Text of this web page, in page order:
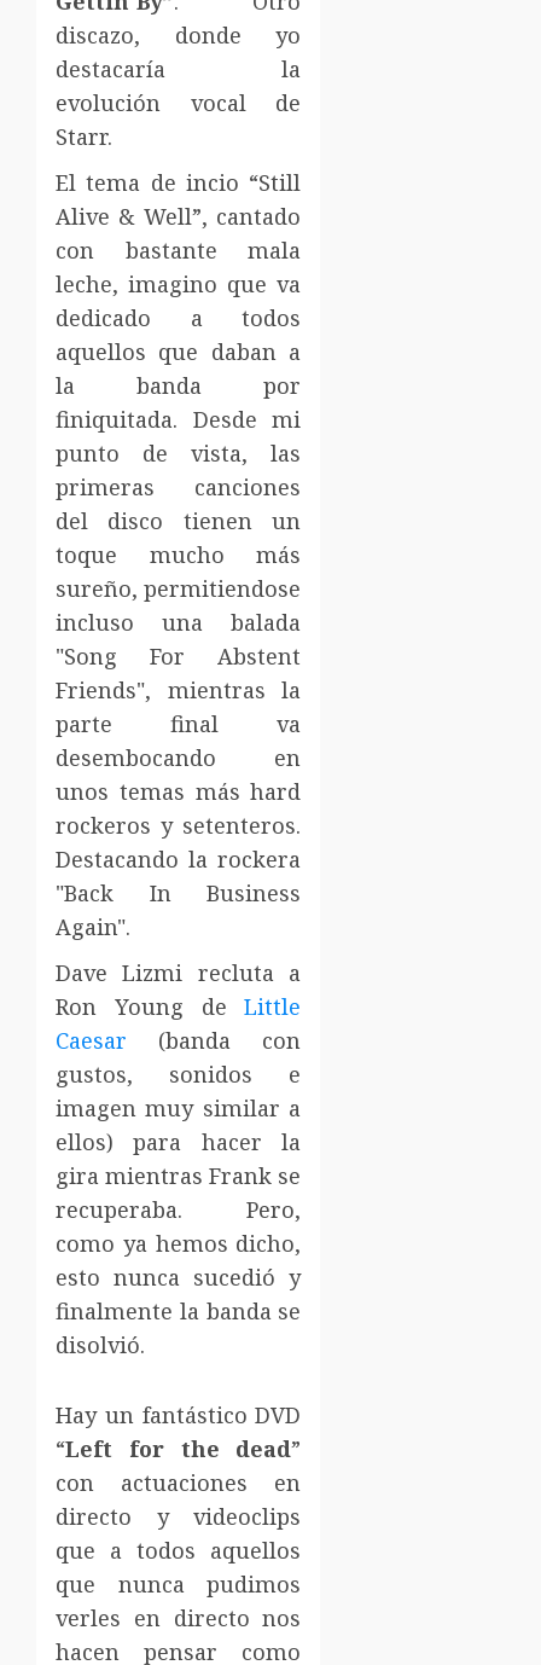
discazo, donde yo
destacaría la
evolución vocal de
Starr.
El tema de incio “Still
Alive & Well”, cantado
con bastante mala
leche, imagino que va
dedicado a todos
aquellos que daban a
la banda por
finiquitada. Desde mi
punto de vista, las
primeras canciones
del disco tienen un
toque mucho más
sureño, permitiendose
incluso una balada
"Song For Abstent
Friends", mientras la
parte final va
desembocando en
unos temas más hard
rockeros y setenteros.
Destacando la rockera
"Back In Business
Again".
Dave Lizmi recluta a
Ron Young deLittle
Caesar (banda con
gustos, sonidos e
imagen muy similar a
ellos) para hacer la
gira mientras Frank se
recuperaba. Pero,
como ya hemos dicho,
esto nunca sucedió y
finalmente la banda se
disolvió.
Hay un fantástico DVD
“Left for the dead”
con actuaciones en
directo y videoclips
que a todos aquellos
que nunca pudimos
verles en directo nos
hacen pensar como